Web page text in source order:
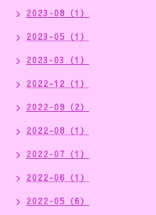
2023-08（1）
2023-05（1）
2023-03（1）
2022-12（1）
2022-09（2）
2022-08（1）
2022-07（1）
2022-06（1）
2022-05（6）